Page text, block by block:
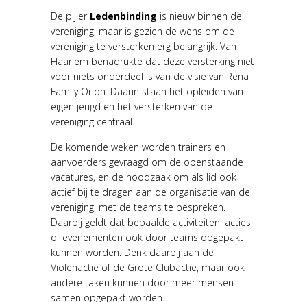
De pijler Ledenbinding is nieuw binnen de
vereniging, maar is gezien de wens om de
vereniging te versterken erg belangrijk. Van
Haarlem benadrukte dat deze versterking niet
voor niets onderdeel is van de visie van Rena
Family Orion. Daarin staan het opleiden van
eigen jeugd en het versterken van de
vereniging centraal.
De komende weken worden trainers en
aanvoerders gevraagd om de openstaande
vacatures, en de noodzaak om als lid ook
actief bij te dragen aan de organisatie van de
vereniging, met de teams te bespreken.
Daarbij geldt dat bepaalde activiteiten, acties
of evenementen ook door teams opgepakt
kunnen worden. Denk daarbij aan de
Violenactie of de Grote Clubactie, maar ook
andere taken kunnen door meer mensen
samen opgepakt worden.